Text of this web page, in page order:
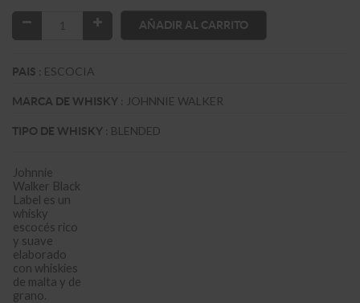
AÑADIR AL CARRITO
PAIS : ESCOCIA
MARCA DE WHISKY : JOHNNIE WALKER
TIPO DE WHISKY : BLENDED
Johnnie
Walker Black
Label es un
whisky
escocés rico
y suave
elaborado
con whiskies
de malta y de
grano.